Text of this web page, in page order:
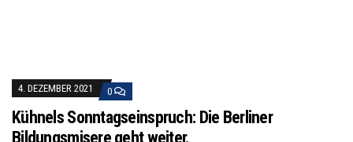
4. DEZEMBER 2021 0
Kühnels Sonntagseinspruch: Die Berliner
Bildungsmisere geht weiter.